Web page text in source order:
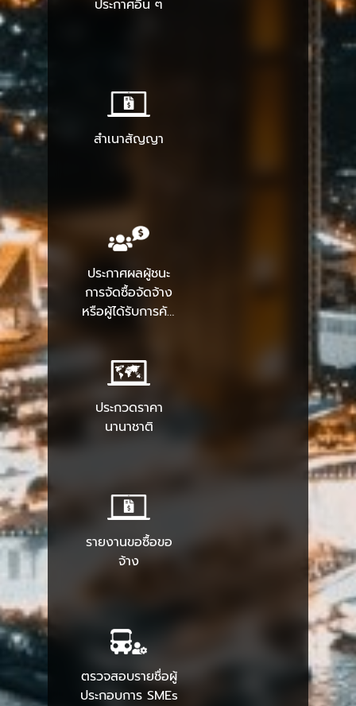
ประกาศอื่น ๆ
สำเนาสัญญา
ประกาศผลผู้ชนะ
การจัดซื้อจัดจ้าง
หรือผู้ได้รับการคัด
หรือข้อตกลงเป็น
หนังสือ
ประกวดราคา
นานาชาติ
รายงานขอซื้อขอ
จ้าง
ตรวจสอบรายชื่อผู้
ประกอบการ SMEs